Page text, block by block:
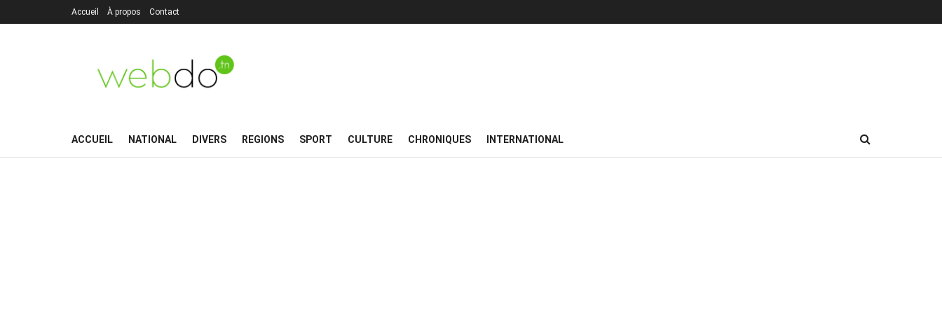
Accueil À propos Contact
ACCUEIL NATIONAL DIVERS REGIONS SPORT CULTURE CHRONIQUES INTERNATIONAL